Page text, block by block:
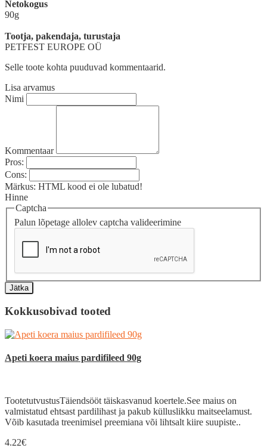
Netokogus
90g
Tootja, pakendaja, turustaja
PETFEST EUROPE OÜ
Selle toote kohta puuduvad kommentaarid.
Lisa arvamus
Nimi
Kommentaar
Pros:
Cons:
Märkus: HTML kood ei ole lubatud!
Hinne
Captcha
Palun lõpetage allolev captcha valideerimine
Jätka
Kokkusobivad tooted
Apeti koera maius pardifileed 90g
TootetutvustusTäiendsööt täiskasvanud koertele.See maius on
valmistatud ehtsast pardilihast ja pakub külluslikku maitseelamust.
Võib kasutada treenimisel preemiana või lihtsalt kiire suupiste..
4.22€